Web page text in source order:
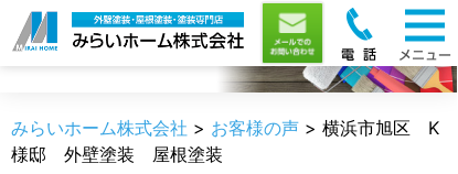
お客様の声
みらいホーム株式会社 > お客様の声 > 横浜市旭区 K
様邸 外壁塗装 屋根塗装